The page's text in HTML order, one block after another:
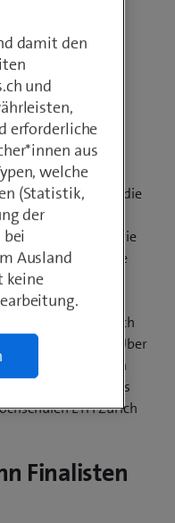
Bewerbung für die
Dabei
klar die Kategorie
vertreten sind die
je knapp 30
Start-ups
Commerce, AdTech
und Security. Über
stammen
Bewerbungen aus
ETH Zürich
Finalisten
damit den
und
erforderliche
aus
welche
(Statistik,
der
Ausland
keine